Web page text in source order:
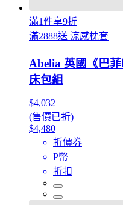
滿1件享9折
滿2888送 涼感枕套
Abelia 英國《巴
床包組
$4,032
(售價已折)
$4,480
折價券
P幣
折扣